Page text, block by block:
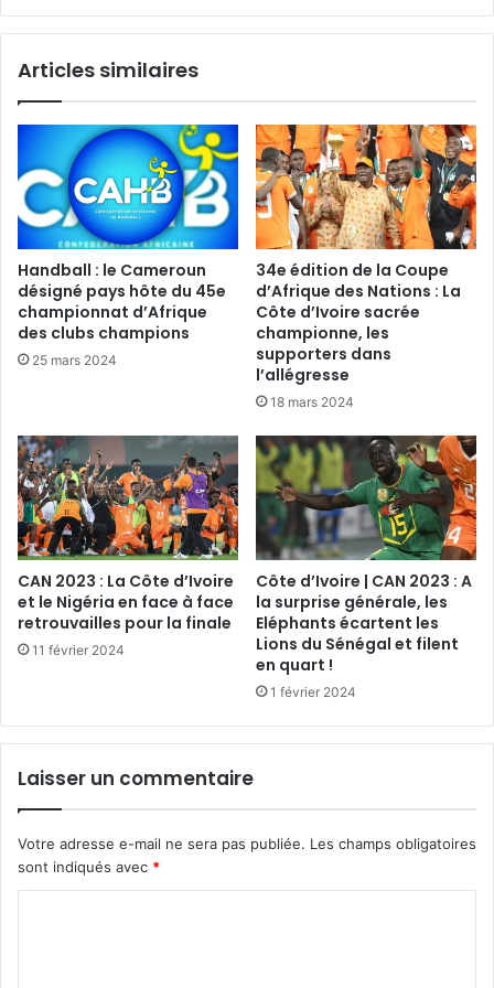
Articles similaires
Handball : le Cameroun
désigné pays hôte du 45e
championnat d’Afrique
des clubs champions
25 mars 2024
34e édition de la Coupe
d’Afrique des Nations : La
Côte d’Ivoire sacrée
championne, les
supporters dans
l’allégresse
18 mars 2024
CAN 2023 : La Côte d’Ivoire
et le Nigéria en face à face
retrouvailles pour la finale
11 février 2024
Côte d’Ivoire | CAN 2023 : A
la surprise générale, les
Eléphants écartent les
Lions du Sénégal et filent
en quart !
1 février 2024
Laisser un commentaire
Votre adresse e-mail ne sera pas publiée. Les champs obligatoires
sont indiqués avec *